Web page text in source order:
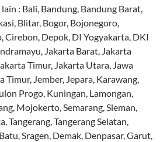
: Bali, Bandung, Bandung Barat,
Blitar, Bogor, Bojonegoro,
Cirebon, Depok, DI Yogyakarta, DKI
Jakarta Barat, Jakarta
Timur, Jakarta Utara, Jawa
Timur, Jember, Jepara, Karawang,
Progo, Kuningan, Lamongan,
Mojokerto, Semarang, Sleman,
Tangerang, Tangerang Selatan,
Sragen, Demak, Denpasar, Garut,